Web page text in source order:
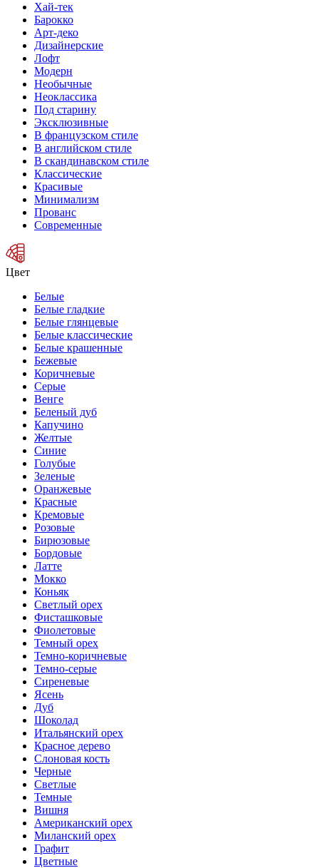
Хай-тек
Барокко
Арт-деко
Дизайнерские
Лофт
Модерн
Необычные
Неоклассика
Под старину
Эксклюзивные
В французском стиле
В английском стиле
В скандинавском стиле
Классические
Красивые
Минимализм
Прованс
Современные
Цвет
Белые
Белые гладкие
Белые глянцевые
Белые классические
Белые крашенные
Бежевые
Коричневые
Серые
Венге
Беленый дуб
Капучино
Желтые
Синие
Голубые
Зеленые
Оранжевые
Красные
Кремовые
Розовые
Бирюзовые
Бордовые
Латте
Мокко
Коньяк
Светлый орех
Фисташковые
Фиолетовые
Темный орех
Темно-коричневые
Темно-серые
Сиреневые
Ясень
Дуб
Шоколад
Итальянский орех
Красное дерево
Слоновая кость
Черные
Светлые
Темные
Вишня
Американский орех
Миланский орех
Графит
Цветные